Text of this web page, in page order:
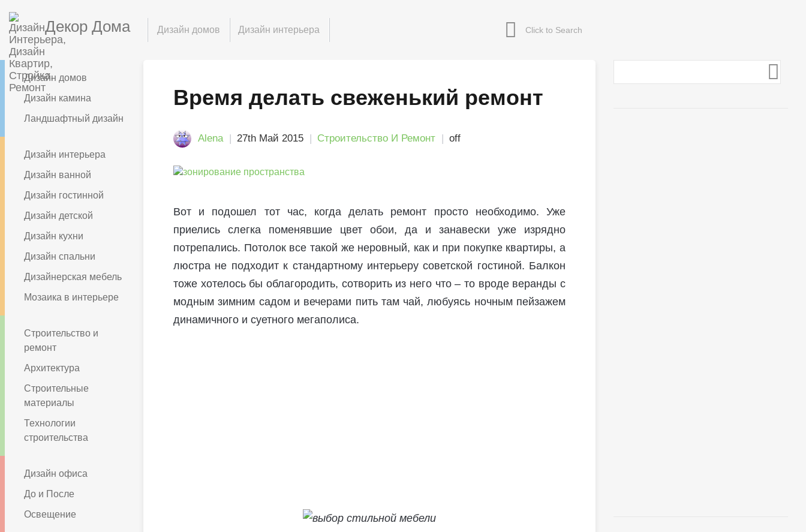
Декор Дома Дизайн домов Дизайн интерьера
Дизайн домов
Дизайн камина
Ландшафтный дизайн
Дизайн интерьера
Дизайн ванной
Дизайн гостинной
Дизайн детской
Дизайн кухни
Дизайн спальни
Дизайнерская мебель
Мозаика в интерьере
Строительство и
ремонт
Архитектура
Строительные
материалы
Технологии
строительства
Дизайн офиса
До и После
Освещение
Время делать свеженький ремонт
Alena 27th Май 2015 Строительство И Ремонт off
Вот и подошел тот час, когда делать ремонт просто необходимо. Уже
приелись слегка поменявшие цвет обои, да и занавески уже изрядно
потрепались. Потолок все такой же неровный, как и при покупке квартиры, а
люстра не подходит к стандартному интерьеру советской гостиной. Балкон
тоже хотелось бы облагородить, сотворить из него что – то вроде веранды с
модным зимним садом и вечерами пить там чай, любуясь ночным пейзажем
динамичного и суетного мегаполиса.